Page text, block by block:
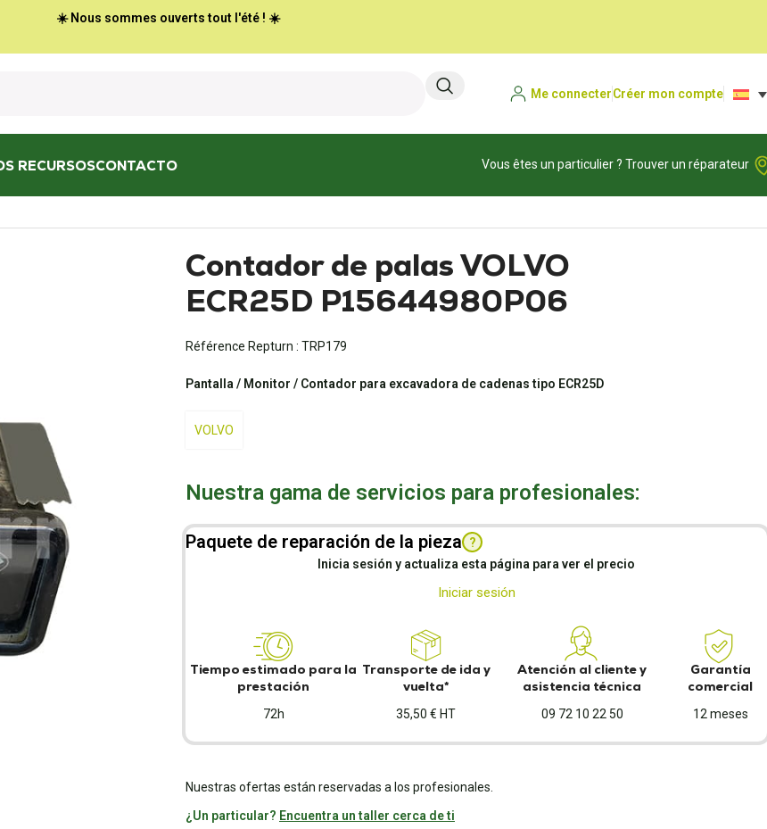
☀️ Nous sommes ouverts tout l'été ! ☀️
Me connecterCréer mon compte
RECURSOSCONTACTO
Vous êtes un particulier ? Trouver un réparateur
Contador de palas VOLVO
ECR25D P15644980P06
Référence Repturn : TRP179
Pantalla / Monitor / Contador para excavadora de cadenas tipo ECR25D
VOLVO
Nuestra gama de servicios para profesionales:
Paquete de reparación de la pieza ?
Inicia sesión y actualiza esta página para ver el precio
Iniciar sesión
Tiempo estimado para la
prestación
72h
Transporte de ida y
vuelta*
35,50 € HT
Atención al cliente y
asistencia técnica
09 72 10 22 50
Garantía
comercial
12 meses
Nuestras ofertas están reservadas a los profesionales.
¿Un particular? Encuentra un taller cerca de ti